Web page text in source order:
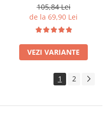
105,84 Lei
de la 69,90 Lei
VEZI VARIANTE
1 2